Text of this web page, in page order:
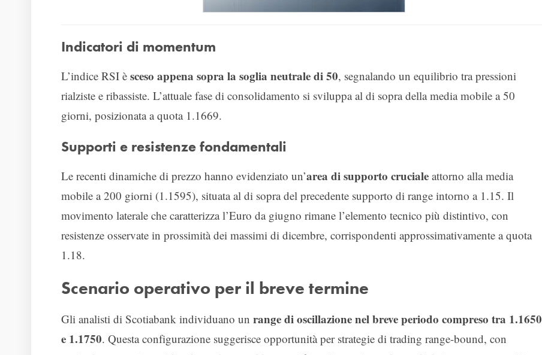
Indicatori di momentum
L’indice RSI è sceso appena sopra la soglia neutrale di 50, segnalando un equilibrio tra pressioni
rialziste e ribassiste. L’attuale fase di consolidamento si sviluppa al di sopra della media mobile a 50
giorni, posizionata a quota 1.1669.
Supporti e resistenze fondamentali
Le recenti dinamiche di prezzo hanno evidenziato un’area di supporto cruciale attorno alla media
mobile a 200 giorni (1.1595), situata al di sopra del precedente supporto di range intorno a 1.15. Il
movimento laterale che caratterizza l’Euro da giugno rimane l’elemento tecnico più distintivo, con
resistenze osservate in prossimità dei massimi di dicembre, corrispondenti approssimativamente a quota
1.18.
Scenario operativo per il breve termine
Gli analisti di Scotiabank individuano un range di oscillazione nel breve periodo compreso tra 1.1650
e 1.1750. Questa configurazione suggerisce opportunità per strategie di trading range-bound, con